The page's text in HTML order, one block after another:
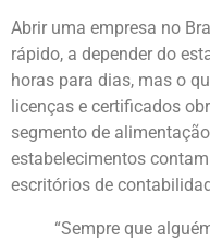
Abrir uma empresa no
rápido, a depender do
horas para dias, mas o
licenças e certificados
segmento de
estabelecimentos
escritórios de
“Sempre que